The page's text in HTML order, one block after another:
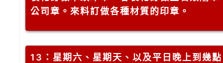
公司章。來料訂做各種材質的印章。
13 ：星期六、星期天、以及平日晚上到幾